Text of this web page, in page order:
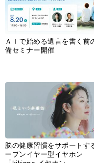
ＡＩで始める遺言を書く前
備セミナー開催
脳の健康習慣をサポートす
ープンイヤー型イヤホン